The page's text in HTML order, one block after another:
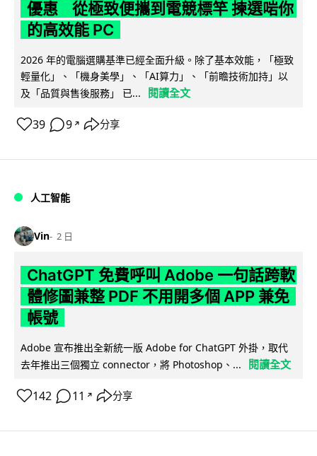
優惠 從極致便攜到電競標竿 揀選啱你
的高效能 PC
2026 年的電腦選購基準已經全面升級。除了基本效能，「極致
輕量化」、「機身美學」、「AI算力」、「前瞻技術加持」以
及「品質與售後服務」 已...
閱讀全文
39 9 ↗ 分享
人工智能
Vin 2 日
ChatGPT 免費呼叫 Adobe 一句話跨軟
體修圖兼整 PDF 不用開多個 APP 兼免
帳號
Adobe 宣布推出全新統一版 Adobe for ChatGPT 外掛，取代
去年推出三個獨立 connector，將 Photoshop、...
閱讀全文
142 11 ↗ 分享